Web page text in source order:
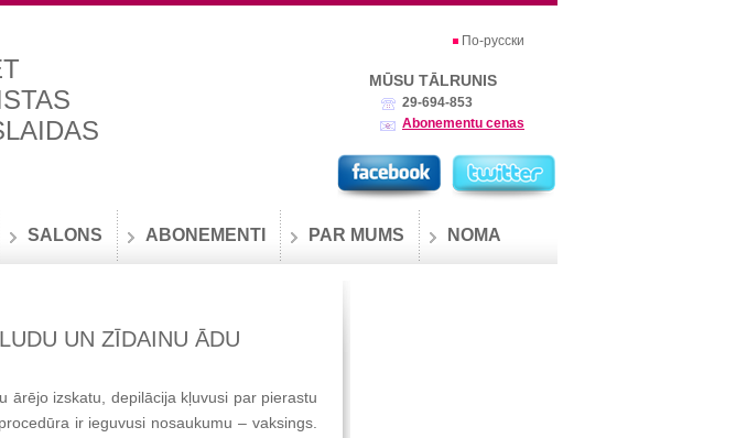
По-русски
MŪSU TĀLRUNIS
29-694-853
Abonementu cenas
SALONS ABONEMENTI PAR MUMS NOMA
UN ZĪDAINU ĀDU
ārējo izskatu, depilācija kļuvusi par pierastu
ir ieguvusi nosaukumu – vaksings.